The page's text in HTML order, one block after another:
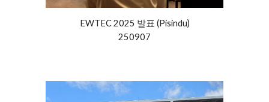
EWTEC 2025 발표 (Pisindu)
250907